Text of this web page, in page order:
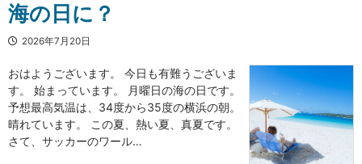
海の日に？
2026年7月20日
おはようございます。 今日も有難うございま
す。 始まっています。 月曜日の海の日です。
予想最高気温は、34度から35度の横浜の朝。
晴れています。 この夏、熱い夏、真夏です。
さて、サッカーのワール…